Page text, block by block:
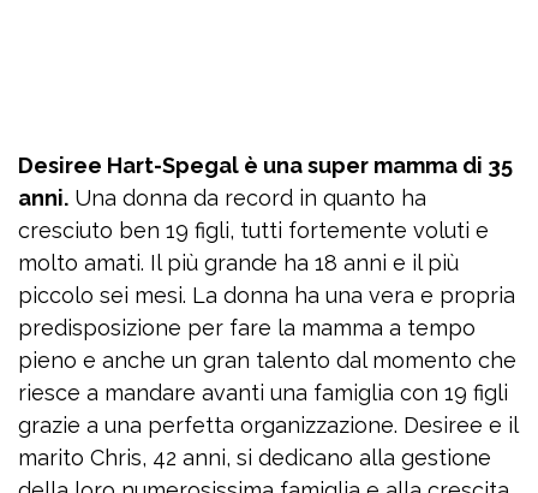
Desiree Hart-Spegal è una super mamma di 35
anni. Una donna da record in quanto ha
cresciuto ben 19 figli, tutti fortemente voluti e
molto amati. Il più grande ha 18 anni e il più
piccolo sei mesi. La donna ha una vera e propria
predisposizione per fare la mamma a tempo
pieno e anche un gran talento dal momento che
riesce a mandare avanti una famiglia con 19 figli
grazie a una perfetta organizzazione. Desiree e il
marito Chris, 42 anni, si dedicano alla gestione